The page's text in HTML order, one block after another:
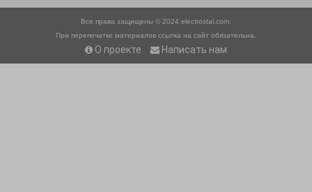
Все права защищены © 2024 electrostal.com.
При перепечатке материалов ссылка на сайт обязательна.
О проекте Написать нам